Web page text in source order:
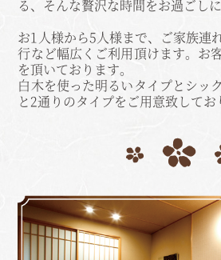
る、そんな贅沢な時間をお過ごし
お1人様から5人様まで、ご家族連
行など幅広くご利用頂けます。お
を頂いております。
白木を使った明るいタイプとシッ
と2通りのタイプをご用意致してお